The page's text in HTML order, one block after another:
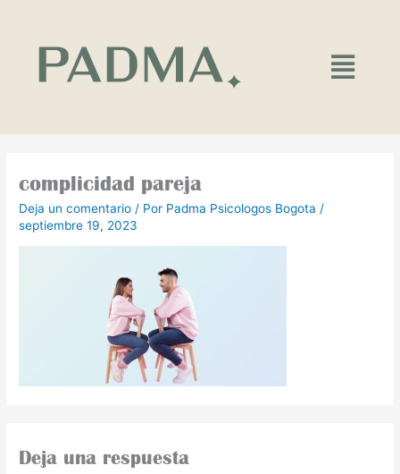
contenido
Main
Menu
complicidad pareja
Deja un comentario / Por Padma Psicologos Bogota /
septiembre 19, 2023
Deja una respuesta